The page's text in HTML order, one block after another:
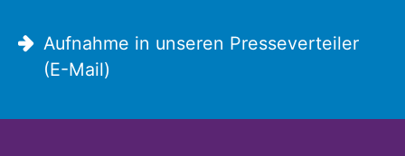
Aufnahme in unseren Presseverteiler
(E-Mail)